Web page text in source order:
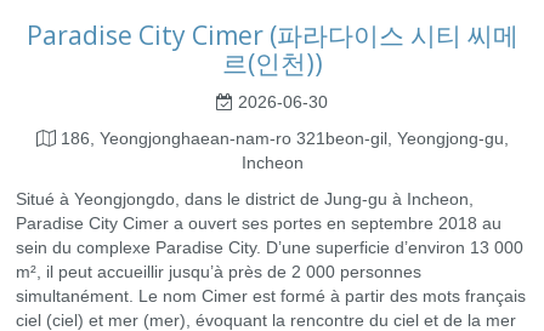
Paradise City Cimer (파라다이스 시티 씨메
르(인천))
2026-06-30
186, Yeongjonghaean-nam-ro 321beon-gil, Yeongjong-gu,
Incheon
Situé à Yeongjongdo, dans le district de Jung-gu à Incheon,
Paradise City Cimer a ouvert ses portes en septembre 2018 au
sein du complexe Paradise City. D’une superficie d’environ 13 000
m², il peut accueillir jusqu’à près de 2 000 personnes
simultanément. Le nom Cimer est formé à partir des mots français
ciel (ciel) et mer (mer), évoquant la rencontre du ciel et de la mer